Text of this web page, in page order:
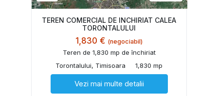
TEREN COMERCIAL DE INCHIRIAT CALEA
TORONTALULUI
1,830 € (negociabil)
Teren de 1,830 mp de închiriat
Torontalului, Timisoara
1,830 mp
Vezi mai multe detalii